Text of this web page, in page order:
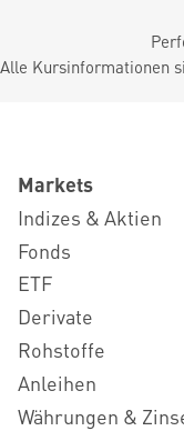
Alle Kursinformationen
Markets
Indizes & Aktien
Fonds
ETF
Derivate
Rohstoffe
Anleihen
Währungen &